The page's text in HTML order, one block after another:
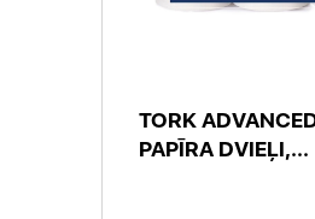
TORK
PAPĪRA DVIEĻI,...